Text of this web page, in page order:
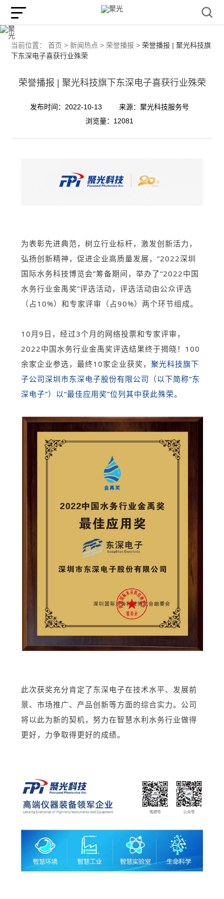
当前位置： 首页 > 新闻热点 > 荣誉播报 > 荣誉播报 | 聚光科技旗
下东深电子喜获行业殊荣
荣誉播报 | 聚光科技旗下东深电子喜获行业殊荣
发布时间：2022-10-13
来源：聚光科技服务号
浏览量：12081
为表彰先进典范，树立行业标杆，激发创新活力，
弘扬创新精神，促进企业高质量发展，“2022深圳
国际水务科技博览会”筹备期间，举办了“2022中国
水务行业金禹奖”评选活动，评选活动由公众评选
（占10%）和专家评审（占90%）两个环节组成。
10月9日，经过3个月的网络投票和专家评审，
2022中国水务行业金禹奖评选结果终于揭晓！ 100
余家企业参选，最终10家企业获奖，聚光科技旗下
子公司深圳市东深电子股份有限公司（以下简称“东
深电子”）以“最佳应用奖”位列其中获此殊荣。
此次获奖充分肯定了东深电子在技术水平、发展前
景、市场推广、产品创新等方面的综合实力。 公司
将以此为新的契机，努力在智慧水利水务行业做得
更好，力争取得更好的成绩。